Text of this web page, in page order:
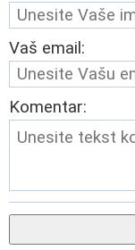
Vaš email:
Komentar: